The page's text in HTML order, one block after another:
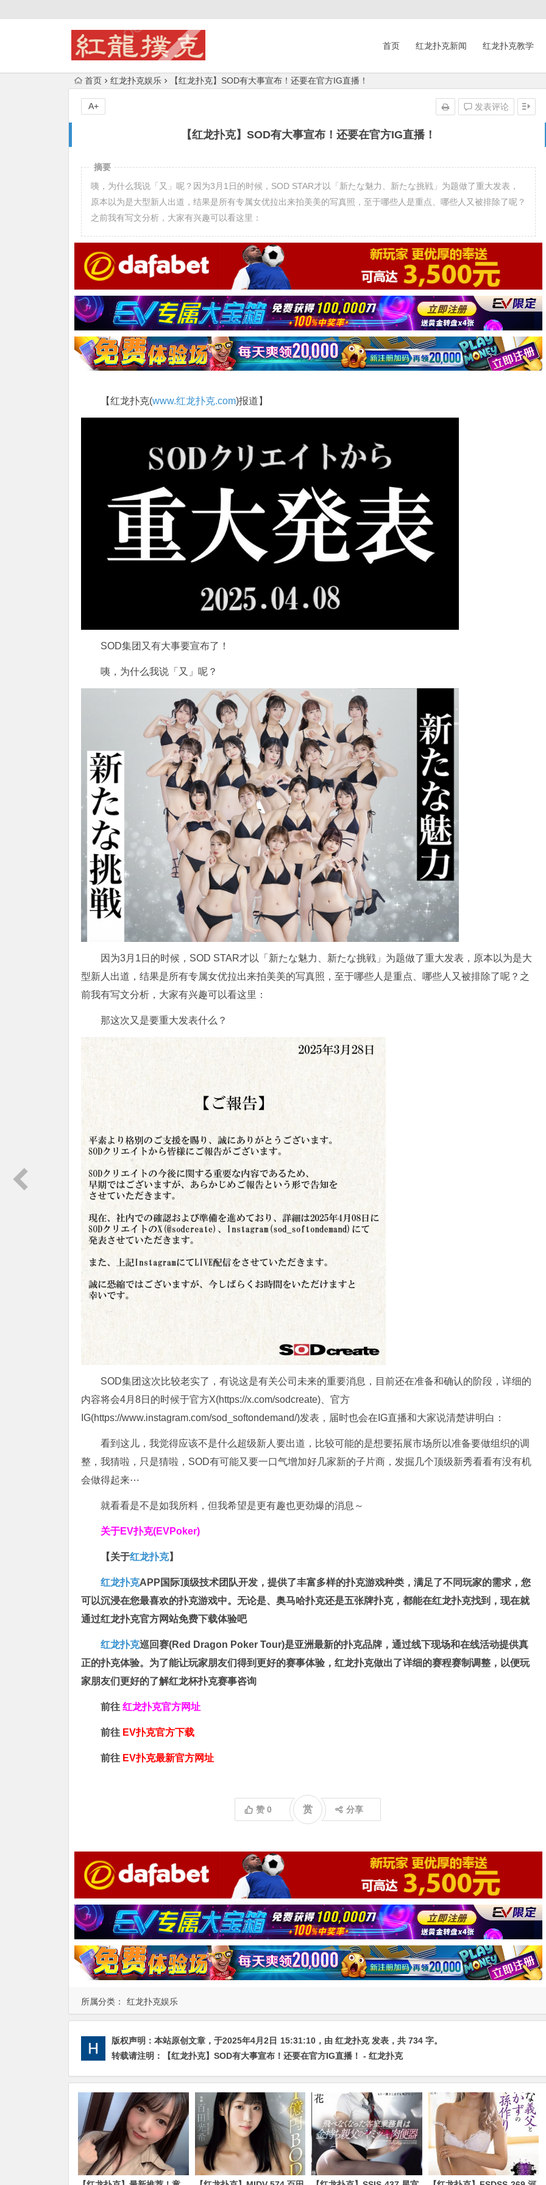
首页 红龙扑克新闻 红龙扑克教学
首页 红龙扑克娱乐 【红龙扑克】SOD有大事宣布！还要在官方IG直播！
【红龙扑克】SOD有大事宣布！还要在官方IG直播！
发表评论
A+
所属分类： 红龙扑克娱乐
摘要
咦，为什么我说「又」呢？因为3月1日的时候，SOD STAR才以「新たな魅力、新たな挑戦」为题做了重大发表，
原本以为是大型新人出道，结果是所有专属女优拉出来拍美美的写真照，至于哪些人是重点、哪些人又被排除了呢？
之前我有写文分析，大家有兴趣可以看这里：
【红龙扑克(www.红龙扑克.com)报道】
SOD集团又有大事要宣布了！
咦，为什么我说「又」呢？
因为3月1日的时候， SOD STAR才以「新たな魅力、新たな挑戦」为题做了重大发表，原本以为是大
型新人出道，结果是所有专属女优拉出来拍美美的写真照，至于哪些人是重点、哪些人又被排除了呢？之
前我有写文分析，大家有兴趣可以看这里：
那这次又是要重大发表什么？
SOD集团这次比较老实了，有说这是有关公司未来的重要消息，目前还在准备和确认的阶段，详细的
内容将会4月8日的时候于官方X(https://x.com/sodcreate)、官方
IG(https://www.instagram.com/sod_softondemand/)发表，届时也会在IG直播和大家说清楚讲明白：
看到这儿，我觉得应该不是什么超级新人要出道，比较可能的是想要拓展市场所以准备要做组织的调
整，我猜啦，只是猜啦，SOD有可能又要一口气增加好几家新的子片商，发掘几个顶级新秀看看有没有机
会做得起来⋯
就看看是不是如我所料，但我希望是更有趣也更劲爆的消息～
关于EV扑克(EVPoker)
【关于红龙扑克】
红龙扑克APP国际顶级技术团队开发，提供了丰富多样的扑克游戏种类，满足了不同玩家的需求，您
可以沉浸在您最喜欢的扑克游戏中。无论是、奥马哈扑克还是五张牌扑克，都能在红龙扑克找到，现在就
通过红龙扑克官方网站免费下载体验吧
红龙扑克巡回赛​(Red Dragon Poker Tour)是亚洲最新的扑克品牌，通过线下现场和在线活动提供真
正的扑克体验。为了能让玩家朋友们得到更好的赛事体验，红龙扑克做出了详细的赛程赛制调整，以便玩
家朋友们更好的了解红龙杯扑克赛事咨询
前往 红龙扑克官方网址
前往 EV扑克官方下载
前往 EV扑克最新官方网址
赞 0 赏 分享
版权声明： 本站原创文章，于2025年4月2日 15:31:10 ，由 红龙扑克发表，共 734 字。
转载请注明：
【红龙扑克】SOD有大事宣布！还要在官方IG直播！ - 红龙扑克